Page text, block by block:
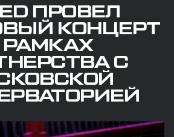
ПРОВЕЛ
КОНЦЕРТ
РАМКАХ
С